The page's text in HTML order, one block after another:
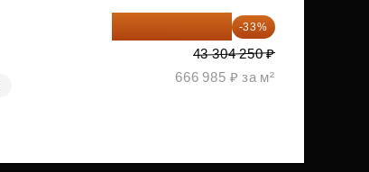
-33%
43 304 250 ₽
666 985 ₽ за м²